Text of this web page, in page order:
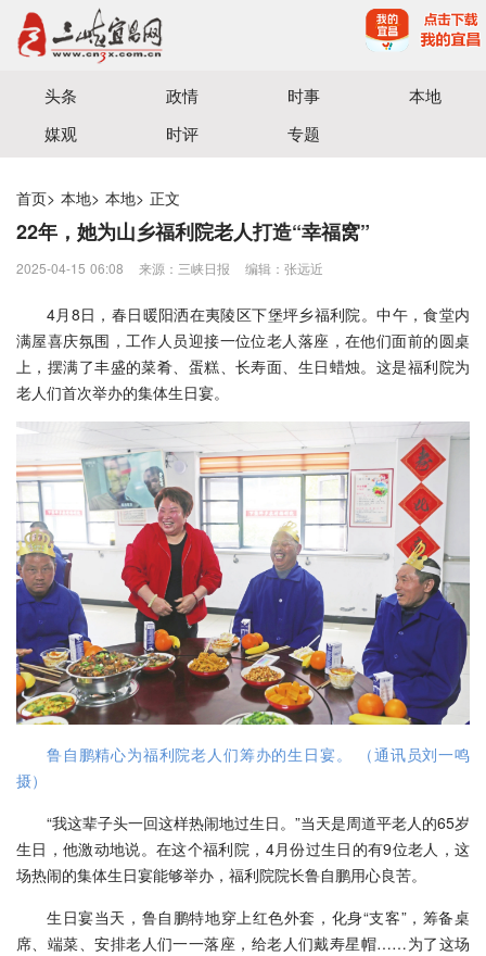
宜昌三峡融媒体中心主办
头条 政情 时事
本地
媒观
时评 专题
首页> 本地> 本地> 正文
22年，她为山乡福利院老人打造“幸福窝”
2025-04-15 06:08 来源：三峡日报 编辑：张远近
4月8日，春日暖阳洒在夷陵区下堡坪乡福利院。中午，食堂内
满屋喜庆氛围，工作人员迎接一位位老人落座，在他们面前的圆桌
上，摆满了丰盛的菜肴、蛋糕、长寿面、生日蜡烛。这是福利院为
老人们首次举办的集体生日宴。
鲁自鹏精心为福利院老人们筹办的生日宴。 （通讯员刘一鸣
摄）
“我这辈子头一回这样热闹地过生日。”当天是周道平老人的65岁
生日，他激动地说。在这个福利院，4月份过生日的有9位老人，这
场热闹的集体生日宴能够举办，福利院院长鲁自鹏用心良苦。
生日宴当天，鲁自鹏特地穿上红色外套，化身“支客”，筹备桌
席、端菜、安排老人们一一落座，给老人们戴寿星帽……为了这场